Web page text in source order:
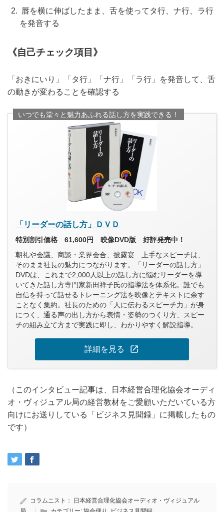
唇を横に伸ばしたまま、舌を使ってタ行、ナ行、ラ行
を発音する
《自己チェック項目》
「おきにいり」「タ行」「ナ行」「ラ行」を発音して、舌
の動きが変わることを確認する
いつでも堂々と魅力あふれる話し方を実践できる！
「リーダーの話し方」ＤＶＤ
特別割引価格 61,600円 映像DVD版 好評発売中！
朝礼や会議、商談・業界会合、披露宴…上手なスピーチは、
そのまま社長の魅力につながります。「リーダーの話し方」
DVDは、これまで2,000人以上の話し方に悩むリーダーを導
いてきた話し方専門家新田祥子氏の指導法を体系化。誰でも
自信を持って話せるトレーニング法を映像とテキストに余す
ことなく集約。社長のための「人に伝わるスピーチ力」が身
につく、通る声の出し方から表情・姿勢のつくり方、スピー
チの組み立て方まで実践に即し、わかりやすく解説指導。
詳細を見る open_in_new
（このインタビュー記事は、日本経営合理化協会オーディ
オ・ヴィジュアル局の経営教材をご愛顧いただいている方
向けにお送りしている「ビジネス見聞録」に掲載したもの
です）
コラムニスト：
日本経営合理化協会オーディオ・ヴィジュアル